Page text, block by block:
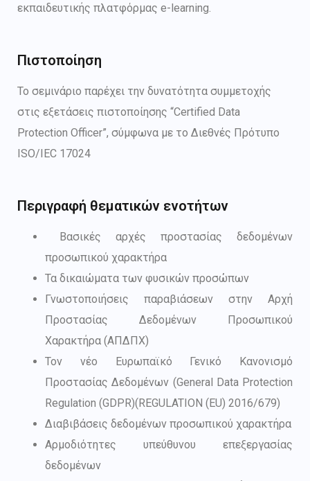
εκπαιδευτικής πλατφόρμας e-learning.
Πιστοποίηση
Το σεμινάριο παρέχει την δυνατότητα συμμετοχής
στις εξετάσεις πιστοποίησης “Certified Data
Protection Officer”, σύμφωνα με το Διεθνές Πρότυπο
ISO/IEC 17024
Περιγραφή θεματικών ενοτήτων
Βασικές αρχές προστασίας δεδομένων
προσωπικού χαρακτήρα
Τα δικαιώματα των φυσικών προσώπων
Γνωστοποιήσεις παραβιάσεων στην Αρχή
Προστασίας Δεδομένων Προσωπικού
Χαρακτήρα (ΑΠΔΠΧ)
Τον νέο Ευρωπαϊκό Γενικό Κανονισμό
Προστασίας Δεδομένων (General Data Protection
Regulation (GDPR)(REGULATION (EU) 2016/679)
Διαβιβάσεις δεδομένων προσωπικού χαρακτήρα
Αρμοδιότητες υπεύθυνου επεξεργασίας
δεδομένων